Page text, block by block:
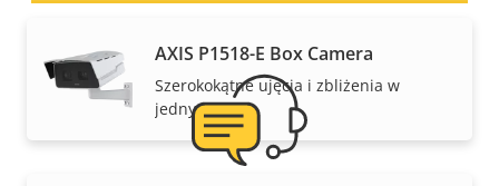
AXIS P1518-E Box Camera
Szerokokątne ujęcia i zbliżenia w
jednym